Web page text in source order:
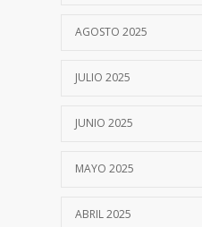
AGOSTO 2025
JULIO 2025
JUNIO 2025
MAYO 2025
ABRIL 2025